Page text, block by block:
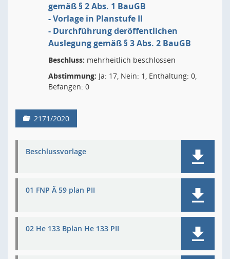
gemäß § 2 Abs. 1 BauGB
- Vorlage in Planstufe II
- Durchführung deröffentlichen
Auslegung gemäß § 3 Abs. 2 BauGB
Beschluss: mehrheitlich beschlossen
Abstimmung: Ja: 17, Nein: 1, Enthaltung: 0,
Befangen: 0
2171/2020
Beschlussvorlage
01 FNP Ä 59 plan PII
02 He 133 Bplan He 133 PII